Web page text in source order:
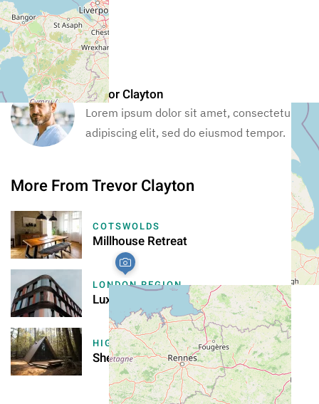
Your Host
Trevor Clayton
Lorem ipsum dolor sit amet, consectetur
adipiscing elit, sed do eiusmod tempor.
More From Trevor Clayton
COTSWOLDS
Millhouse Retreat
LONDON REGION
Luxurious Apartment in Chelsea
HIGHLANDS
Sherwood Glamping